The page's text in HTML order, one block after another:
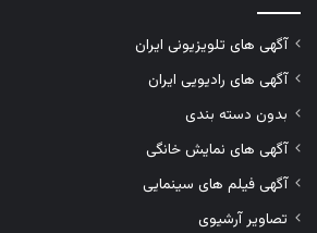
آگهی های تلویزیونی ایران
آگهی های رادیویی ایران
بدون دسته بندی
آگهی های نمایش خانگی
آگهی فیلم های سینمایی
تصاویر آرشیوی